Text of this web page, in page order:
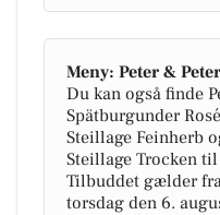
Meny: Peter &
Du kan også finde
Spätburgunder
Steillage Feinherb
Steillage Trocken
Tilbuddet gælder
torsdag den 6.